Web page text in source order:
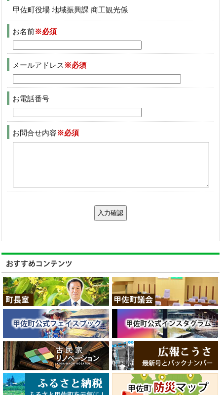
甲佐町役場 地域振興課 商工観光係
お名前※必須
メールアドレス ※必須
お電話番号
お問合せ内容※必須